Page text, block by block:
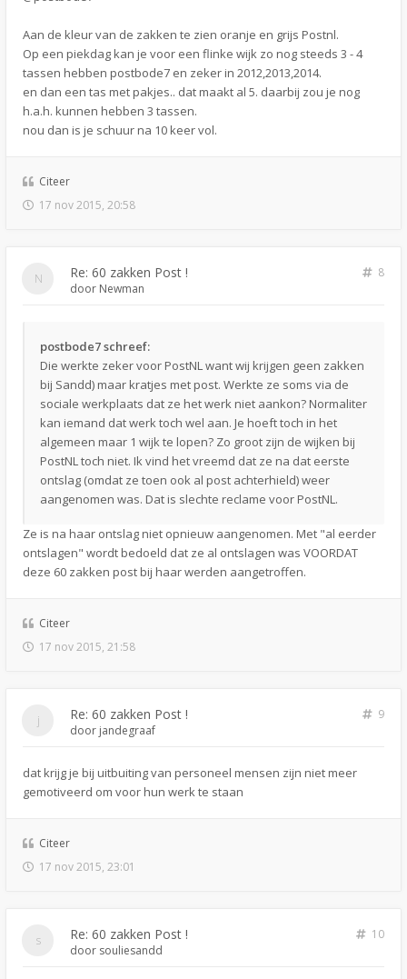
Aan de kleur van de zakken te zien oranje en grijs Postnl.
Op een piekdag kan je voor een flinke wijk zo nog steeds 3 - 4
tassen hebben postbode7 en zeker in 2012,2013,2014.
en dan een tas met pakjes.. dat maakt al 5. daarbij zou je nog
h.a.h. kunnen hebben 3 tassen.
nou dan is je schuur na 10 keer vol.
Citeer
17 nov 2015, 20:58
Re: 60 zakken Post !
8
door Newman
postbode7 schreef:
Die werkte zeker voor PostNL want wij krijgen geen zakken
bij Sandd) maar kratjes met post. Werkte ze soms via de
sociale werkplaats dat ze het werk niet aankon? Normaliter
kan iemand dat werk toch wel aan. Je hoeft toch in het
algemeen maar 1 wijk te lopen? Zo groot zijn de wijken bij
PostNL toch niet. Ik vind het vreemd dat ze na dat eerste
ontslag (omdat ze toen ook al post achterhield) weer
aangenomen was. Dat is slechte reclame voor PostNL.
Ze is na haar ontslag niet opnieuw aangenomen. Met "al eerder
ontslagen" wordt bedoeld dat ze al ontslagen was VOORDAT
deze 60 zakken post bij haar werden aangetroffen.
Citeer
17 nov 2015, 21:58
Re: 60 zakken Post !
9
door jandegraaf
dat krijg je bij uitbuiting van personeel mensen zijn niet meer
gemotiveerd om voor hun werk te staan
Citeer
17 nov 2015, 23:01
Re: 60 zakken Post !
10
door souliesandd